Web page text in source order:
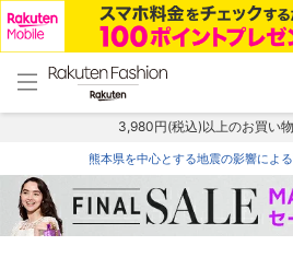
menu home
トップ
3,980円(税込)以上のお買い
熊本県を中心とする地震の影響によ